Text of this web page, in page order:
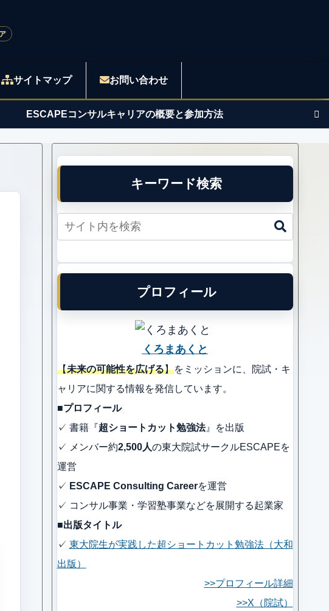
サイトマップ お問い合わせ
ESCAPEコンサルキャリアの概要と参加方法
キーワード検索
プロフィール
くろまあくと
【未来の可能性を広げる】をミッションに、院試・キ
ャリアに関する情報を発信しています。
■プロフィール
✓ 書籍『超ショートカット勉強法』を出版
✓ メンバー約2,500人の東大院試サークルESCAPEを
運営
✓ ESCAPE Consulting Careerを運営
✓ コンサル事業・学習塾事業などを展開する起業家
■出版タイトル
✓ 東大院生が実践した超ショートカット勉強法（大和
出版）
>>プロフィール詳細
>>X（院試）